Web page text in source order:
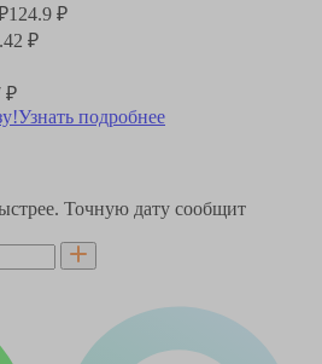
124.9 ₽
₽
₽
Узнать подробнее
Точную дату сообщит